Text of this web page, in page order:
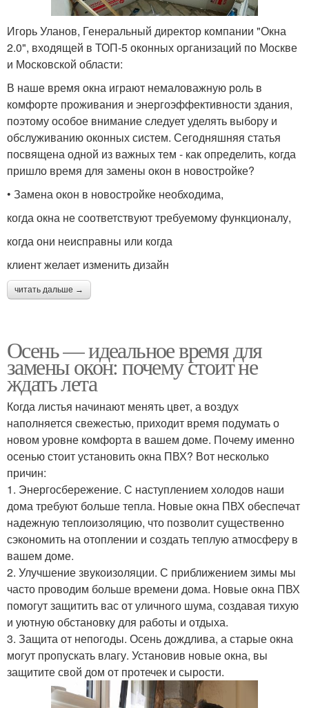
Игорь Уланов, Генеральный директор компании "Окна
2.0", входящей в ТОП-5 оконных организаций по Москве
и Московской области:
В наше время окна играют немаловажную роль в
комфорте проживания и энергоэффективности здания,
поэтому особое внимание следует уделять выбору и
обслуживанию оконных систем. Сегодняшняя статья
посвящена одной из важных тем - как определить, когда
пришло время для замены окон в новостройке?
• Замена окон в новостройке необходима,
когда окна не соответствуют требуемому функционалу,
когда они неисправны или когда
клиент желает изменить дизайн
читать дальше →
Осень — идеальное время для
замены окон: почему стоит не
ждать лета
Когда листья начинают менять цвет, а воздух
наполняется свежестью, приходит время подумать о
новом уровне комфорта в вашем доме. Почему именно
осенью стоит установить окна ПВХ? Вот несколько
причин:
1. Энергосбережение. С наступлением холодов наши
дома требуют больше тепла. Новые окна ПВХ обеспечат
надежную теплоизоляцию, что позволит существенно
сэкономить на отоплении и создать теплую атмосферу в
вашем доме.
2. Улучшение звукоизоляции. С приближением зимы мы
часто проводим больше времени дома. Новые окна ПВХ
помогут защитить вас от уличного шума, создавая тихую
и уютную обстановку для работы и отдыха.
3. Защита от непогоды. Осень дождлива, а старые окна
могут пропускать влагу. Установив новые окна, вы
защитите свой дом от протечек и сырости.